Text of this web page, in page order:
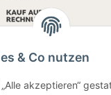
& Co nutzen
akzeptieren“